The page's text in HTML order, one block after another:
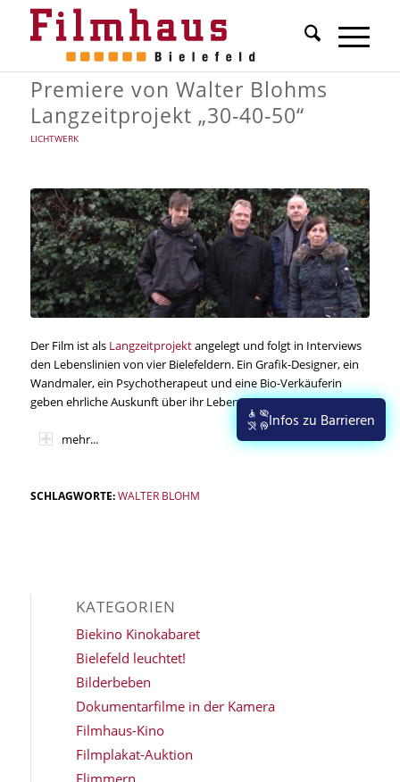
Premiere von Walter Blohms
Langzeitprojekt „30-40-50“
LICHTWERK
Der Film ist als Langzeitprojektangelegt und folgt in Interviews
den Lebenslinien von vier Bielefeldern. Ein Grafik-Designer, ein
Wandmaler, ein Psychotherapeut und eine Bio-Verkäuferin
geben ehrliche Auskunft über ihr Leben.
mehr...
SCHLAGWORTE: WALTER BLOHM
KATEGORIEN
Biekino Kinokabaret
Bielefeld leuchtet!
Bilderbeben
Dokumentarfilme in der Kamera
Filmhaus-Kino
Filmplakat-Auktion
Flimmern
Infos zu Barrieren